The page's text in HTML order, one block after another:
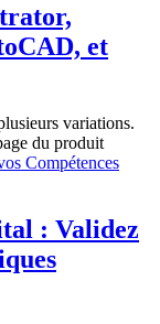
et
variations.
du produit
: Validez